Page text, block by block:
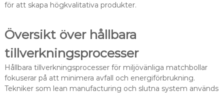
för att skapa högkvalitativa produkter.
Översikt över hållbara
tillverkningsprocesser
Hållbara tillverkningsprocesser för miljövänliga matchbollar
fokuserar på att minimera avfall och energiförbrukning.
Tekniker som lean manufacturing och slutna system används